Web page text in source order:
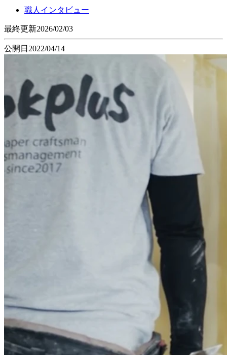
職人インタビュー
最終更新2026/02/03
公開日 2022/04/14